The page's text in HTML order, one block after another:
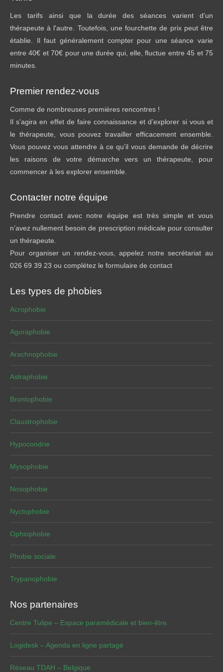
Les tarifs ainsi que la durée des séances varient d'un
thérapeute à l'autre. Toutefois, une fourchette de prix peut être
établie. Il faut généralement compter pour une séance varie
entre 40€ et 70€ pour une durée qui, elle, fluctue entre 45 et 75
minutes.
Premier rendez-vous
Comme de nombreuses premières rencontres !
Il s’agira en effet de faire connaissance et d’explorer si vous et
le thérapeute, vous pouvez travailler efficacement ensemble.
Vous pouvez vous attendre à ce qu’il vous demande de décrire
les raisons de votre démarche vers un thérapeute, pour
commencer à les explorer ensemble.
Contacter notre équipe
Prendre contact avec notre équipe est très simple et vous
n’avez nullement besoin de prescription médicale pour consulter
un thérapeute.
Pour organiser un rendez-vous, appelez notre secrétariat au
026 69 39 23 ou complétez le formulaire de contact
Les types de phobies
Acrophobie
Agoraphobie
Arachnophobie
Astraphobie
Brontophobie
Claustrophobie
Hypocondrie
Mysophobie
Nosophobie
Nyctophobie
Ophiophobie
Phobie sociale
Trypanophobie
Nos partenaires
Centre Tulipe – Espace paramédicale et bien-être.
Logidesk – Agenda en ligne partagé
Réseau TDAH – Belgique